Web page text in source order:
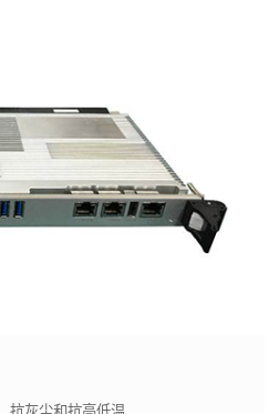
抗灰尘和抗高低温